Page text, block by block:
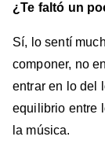
¿Te faltó un
Sí, lo sentí
componer, no
entrar en lo del
equilibrio entre
la música.